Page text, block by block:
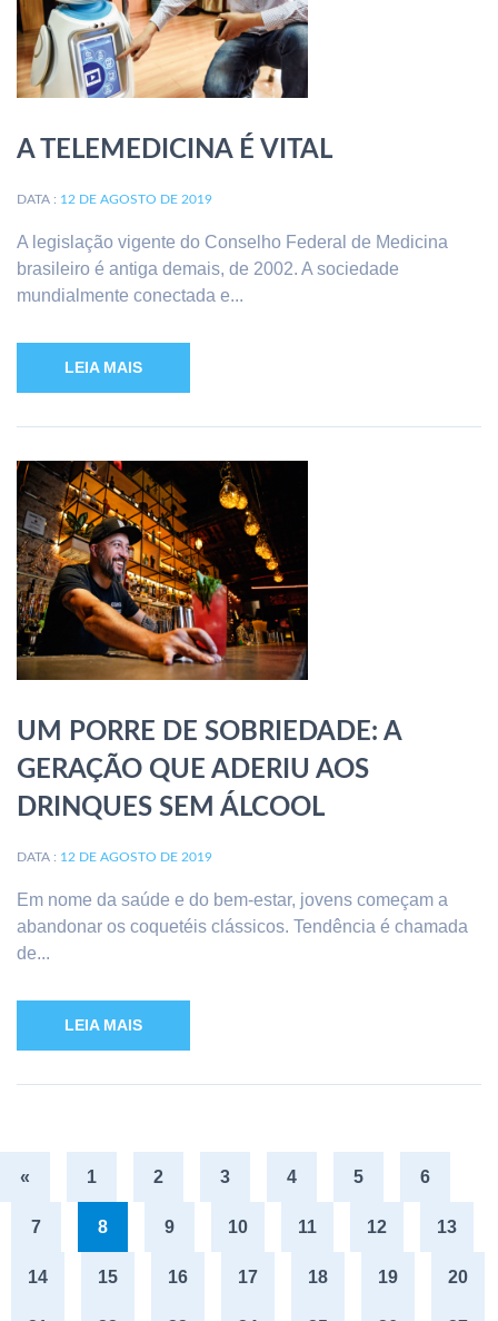
A TELEMEDICINA É VITAL
DATA : 12 DE AGOSTO DE 2019
A legislação vigente do Conselho Federal de Medicina
brasileiro é antiga demais, de 2002. A sociedade
mundialmente conectada e...
LEIA MAIS
UM PORRE DE SOBRIEDADE: A
GERAÇÃO QUE ADERIU AOS
DRINQUES SEM ÁLCOOL
DATA : 12 DE AGOSTO DE 2019
Em nome da saúde e do bem-estar, jovens começam a
abandonar os coquetéis clássicos. Tendência é chamada
de...
LEIA MAIS
« 1 2 3 4 5 6
7 8 9 10 11 12 13
14 15 16 17 18 19 20